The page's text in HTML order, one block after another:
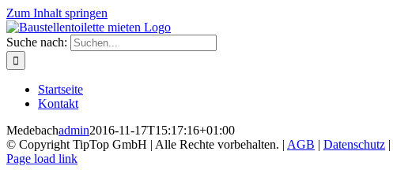
Zum Inhalt springen
Suche nach:
Startseite
Kontakt
Medebachadmin2016-11-17T15:17:16+01:00
© Copyright TipTop GmbH | Alle Rechte vorbehalten. | AGB | Datenschutz |
Page load link